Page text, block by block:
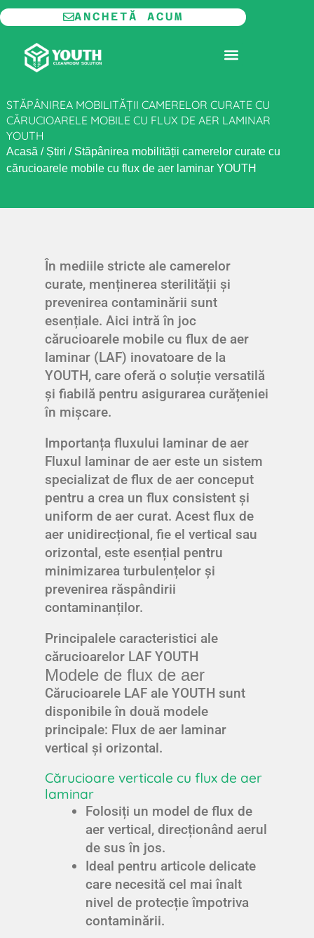
Salt
la
conținut
ANCHETĂ ACUM
STĂPÂNIREA MOBILITĂȚII CAMERELOR CURATE CU
CĂRUCIOARELE MOBILE CU FLUX DE AER LAMINAR
YOUTH
Acasă / Știri / Stăpânirea mobilității camerelor curate cu
cărucioarele mobile cu flux de aer laminar YOUTH
În mediile stricte ale camerelor
curate, menținerea sterilității și
prevenirea contaminării sunt
esențiale. Aici intră în joc
cărucioarele mobile cu flux de aer
laminar (LAF) inovatoare de la
YOUTH, care oferă o soluție versatilă
și fiabilă pentru asigurarea curățeniei
în mișcare.
Importanța fluxului laminar de aer
Fluxul laminar de aer este un sistem
specializat de flux de aer conceput
pentru a crea un flux consistent și
uniform de aer curat. Acest flux de
aer unidirecțional, fie el vertical sau
orizontal, este esențial pentru
minimizarea turbulențelor și
prevenirea răspândirii
contaminanților.
Principalele caracteristici ale
cărucioarelor LAF YOUTH
Modele de flux de aer
Cărucioarele LAF ale YOUTH sunt
disponibile în două modele
principale: Flux de aer laminar
vertical și orizontal.
Cărucioare verticale cu flux de aer
laminar
Folosiți un model de flux de
aer vertical, direcționând aerul
de sus în jos.
Ideal pentru articole delicate
care necesită cel mai înalt
nivel de protecție împotriva
contaminării.